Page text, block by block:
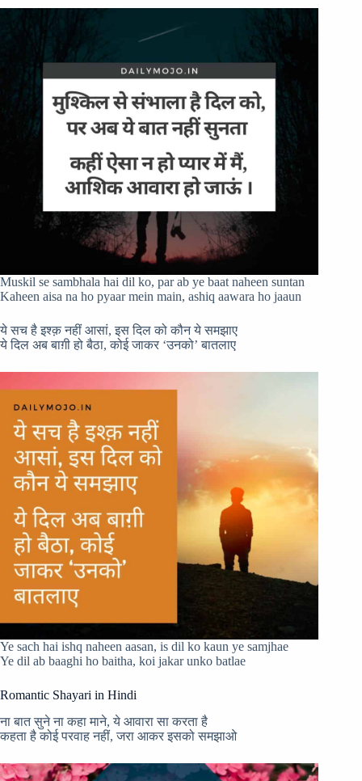
Muskil se sambhala hai dil ko, par ab ye baat naheen suntan
Kaheen aisa na ho pyaar mein main, ashiq aawara ho jaaun
ये सच है इश्क़ नहीं आसां, इस दिल को कौन ये समझाए
ये दिल अब बाग़ी हो बैठा, कोई जाकर ‘उनको’ बातलाए
Ye sach hai ishq naheen aasan, is dil ko kaun ye samjhae
Ye dil ab baaghi ho baitha, koi jakar unko batlae
Romantic Shayari in Hindi
ना बात सुने ना कहा माने, ये आवारा सा करता है
कहता है कोई परवाह नहीं, जरा आकर इसको समझाओ